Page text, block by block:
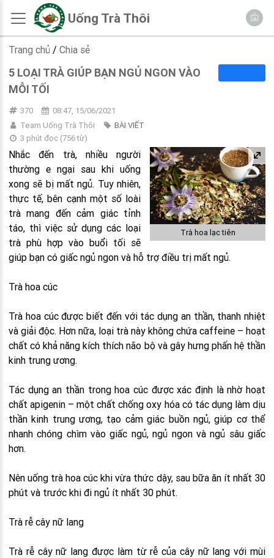
Uống Trà Thôi
Trang chủ / Chia sẻ
5 LOẠI TRÀ GIÚP BẠN NGỦ NGON VÀO
MỖI TỐI
370
08:47, 15/06/2021
Team Uống Trà Thôi
BÀI VIẾT
3 phút đọc(756từ)
Trà hoa lạc tiên
Nhắc đến trà, nhiều người
thường e ngại sau khi uống
xong sẽ bị mất ngủ. Tuy nhiên,
thực tế, bên cạnh một số loài
trà mang đến cảm giác tỉnh
táo, thì việc sử dụng các loại
trà phù hợp vào buổi tối sẽ
giúp bạn có giấc ngủ ngon và hỗ trợ điều trị mất ngủ.
Trà hoa cúc
Trà hoa cúc được biết đến với tác dụng an thần, thanh nhiệt
và giải độc. Hơn nữa, loại trà này không chứa caffeine – hoạt
chất có khả năng kích thích não bộ và gây hưng phấn hệ thần
kinh trung ương.
Tác dụng an thần trong hoa cúc được xác định là nhờ hoạt
chất apigenin – một chất chống oxy hóa có tác dụng làm dịu
thần kinh trung ương, tạo cảm giác buồn ngủ, giúp cơ thể
nhanh chóng chìm vào giấc ngủ, ngủ ngon và ngủ sâu giấc
hơn.
Nên uống trà hoa cúc khi vừa thức dậy, sau bữa ăn ít nhất 30
phút và trước khi đi ngủ ít nhất 30 phút.
Trà rễ cây nữ lang
Trà rễ cây nữ lang được làm từ rễ của cây nữ lang với mùi